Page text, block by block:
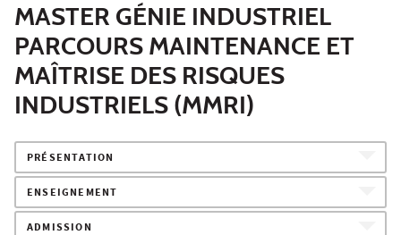
MASTER GÉNIE INDUSTRIEL
PARCOURS MAINTENANCE ET
MAÎTRISE DES RISQUES
INDUSTRIELS (MMRI)
PRÉSENTATION
ENSEIGNEMENT
ADMISSION